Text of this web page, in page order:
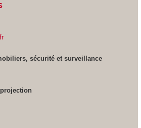
, sécurité et surveillance